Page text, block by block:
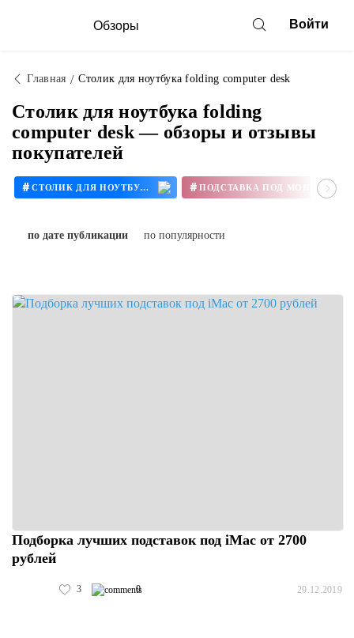
Обзоры Войти
Главная Столик для ноутбука folding computer desk
Столик для ноутбука folding
computer desk — обзоры и отзывы
покупателей
# СТОЛИК ДЛЯ НОУТБУКА # ПОДСТАВКА ПОД МОНИТОР
по дате публикации по популярности
Подборка лучших подставок под iMac от 2700
рублей
3 0 29.12.2019